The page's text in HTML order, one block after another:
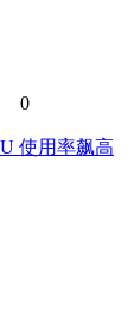
0
使用率飙高